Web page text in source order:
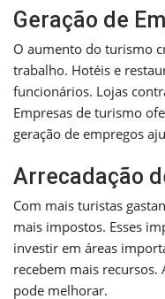
Geração de
O aumento do turismo
trabalho. Hotéis e
funcionários. Lojas
Empresas de turismo
geração de empregos
Arrecadação
Com mais turistas
mais impostos. Esses
investir em áreas
recebem mais
pode melhorar.